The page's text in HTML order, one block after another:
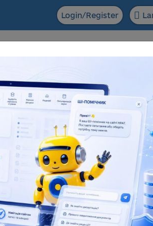
Login/Register
The NRAT database:
Dissertations for obtaining scientific
degrees and abstracts
181 945
Total number
173 174
Full text
Popularization of science Scientific